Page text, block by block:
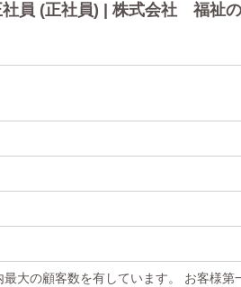
員 (正社員) | 株式会社 福祉
大の顧客数を有しています。 お客様第